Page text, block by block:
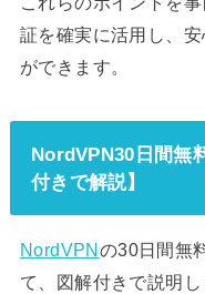
証を確実に活用し、
ができます。
NordVPN30日間無
付きで解説】
NordVPNの30日間無
て、図解付きで説明し